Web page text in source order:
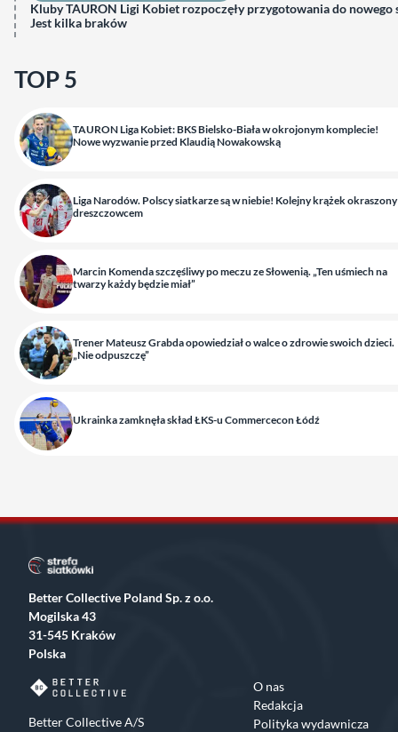
Kluby TAURON Ligi Kobiet rozpoczęły przygotowania do nowego
Jest kilka braków
TOP 5
TAURON Liga Kobiet: BKS Bielsko-Biała w okrojonym komplecie!
Nowe wyzwanie przed Klaudią Nowakowską
Liga Narodów. Polscy siatkarze są w niebie! Kolejny krążek okraszony
dreszczowcem
Marcin Komenda szczęśliwy po meczu ze Słowenią. „Ten uśmiech na
twarzy każdy będzie miał”
Trener Mateusz Grabda opowiedział o walce o zdrowie swoich dzieci.
„Nie odpuszczę”
Ukrainka zamknęła skład ŁKS-u Commercecon Łódź
Better Collective Poland Sp. z o.o.
Mogilska 43
31-545 Kraków
Polska
Better Collective A/S
O nas
Redakcja
Polityka wydawnicza